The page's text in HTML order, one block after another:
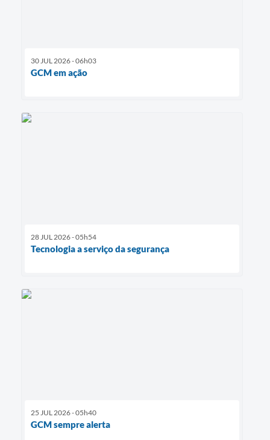
30 JUL 2026 - 06h03
GCM em ação
28 JUL 2026 - 05h54
Tecnologia a serviço da segurança
25 JUL 2026 - 05h40
GCM sempre alerta